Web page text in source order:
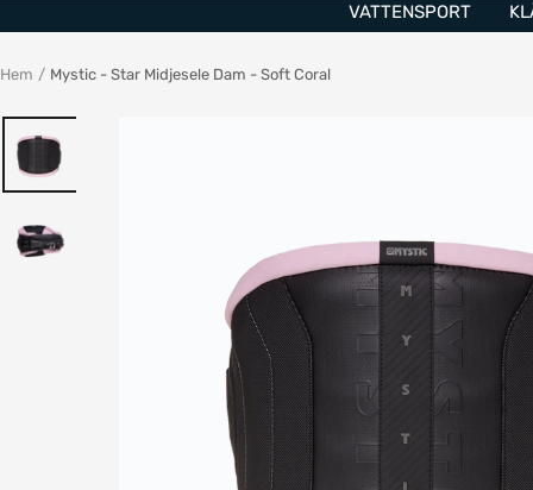
VATTENSPORT
Hem Mystic - Star Midjesele Dam - Soft Coral